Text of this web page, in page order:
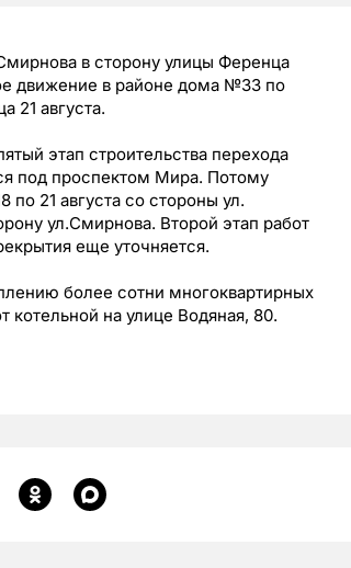
в сторону улицы Ференца
движение в районе дома №33 по
21 августа.
этап строительства перехода
под проспектом Мира. Потому
по 21 августа со стороны ул.
ул.Смирнова. Второй этап работ
еще уточняется.
более сотни многоквартирных
котельной на улице Водяная, 80.